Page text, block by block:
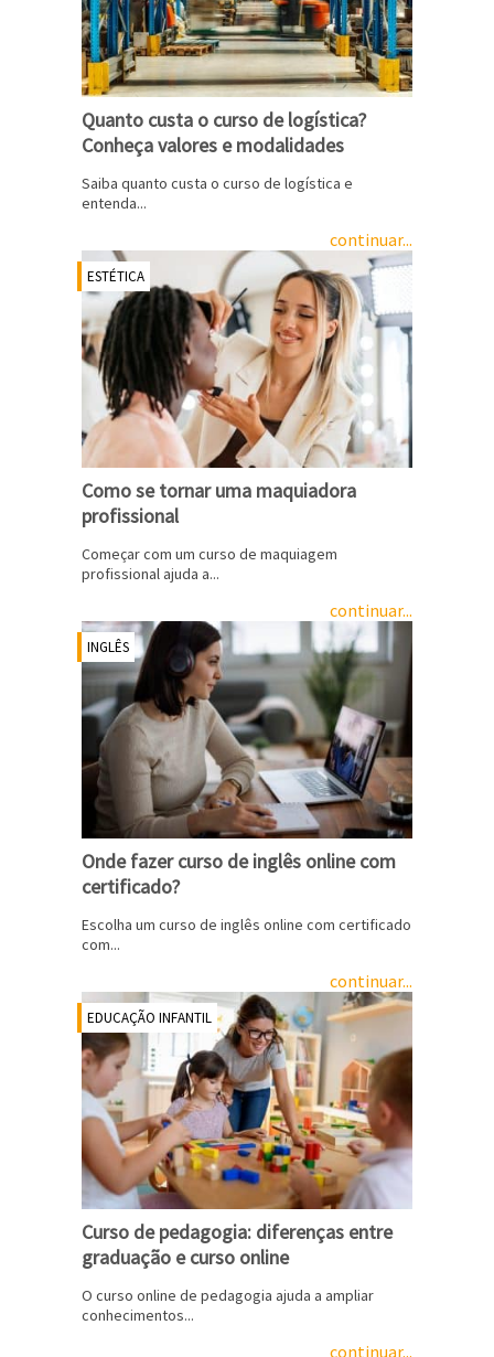
Quanto custa o curso de logística?
Conheça valores e modalidades
Saiba quanto custa o curso de logística e
entenda...
continuar...
ESTÉTICA
Como se tornar uma maquiadora
profissional
Começar com um curso de maquiagem
profissional ajuda a...
continuar...
INGLÊS
Onde fazer curso de inglês online com
certificado?
Escolha um curso de inglês online com certificado
com...
continuar...
EDUCAÇÃO INFANTIL
Curso de pedagogia: diferenças entre
graduação e curso online
O curso online de pedagogia ajuda a ampliar
conhecimentos...
continuar...